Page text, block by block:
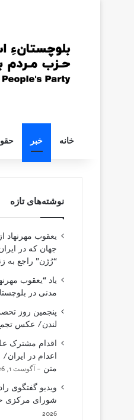
خانه خبر
نوشته‌های تازه
یعقوب مهرنهاد
جهان که در
“رُژن” راجع به
یاد “یعقوب
مدنی در
پنجمین روز
لندن/ عکس
اقدام مشترک
اعدام در
متن
آگوست 1, 2026
ویدیو گفتگوی
شورای مرکزی
2026